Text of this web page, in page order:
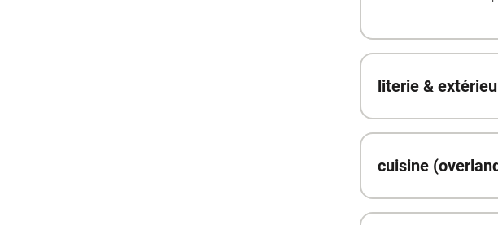
literie &
cuisine